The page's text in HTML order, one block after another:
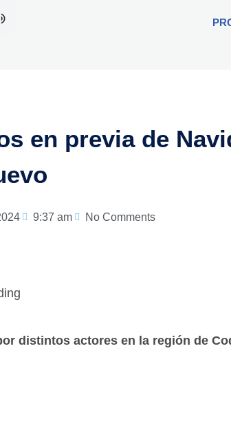
en previa de
9:37 am No Comments
distintos actores en la región de